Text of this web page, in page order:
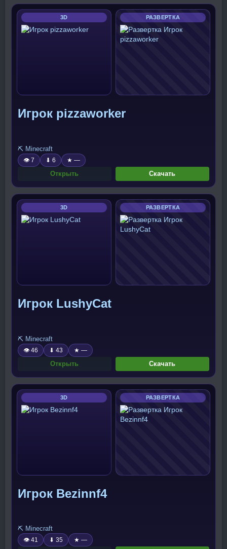
3D РАЗВЕРТКА
Игрок pizzaworker
⛏️ Minecraft
👁 7 ⬇ 6 ★ —
Открыть Скачать
3D РАЗВЕРТКА
Игрок LushyCat
⛏️ Minecraft
👁 46 ⬇ 43 ★ —
Открыть Скачать
3D РАЗВЕРТКА
Игрок Bezinnf4
⛏️ Minecraft
👁 41 ⬇ 35 ★ —